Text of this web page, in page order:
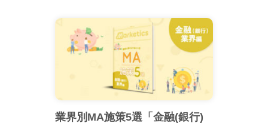
業界別MA施策5選「金融(銀行)